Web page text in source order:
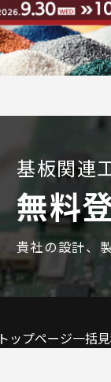
基板関連
無料
貴社の設計、
トップページ一括